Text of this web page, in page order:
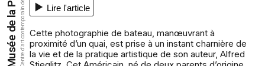
Lire l'article
Cette photographie de bateau, manœuvrant à
proximité d’un quai, est prise à un instant charnière de
la vie et de la pratique artistique de son auteur, Alfred